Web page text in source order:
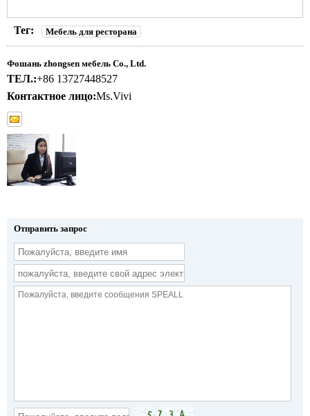
Тег: Мебель для ресторана
Фошань zhongsen мебель Co., Ltd.
ТЕЛ.:+86 13727448527
Контактное лицо:Ms.Vivi
Отправить запрос